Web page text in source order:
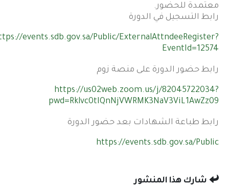
معتمدة للحضور.
رابط التسجيل في الدورة
events.sdb.gov.sa/Public/ExternalAttndeeRegister?
EventId=12574
رابط حضور الدورة على منصة زوم
https://us02web.zoom.us/j/82045722034?
pwd=Rklvc0tIQnNjVWRMK3NaV3ViL1AwZz09
رابط طباعة الشهادات بعد حضور الدورة
https://events.sdb.gov.sa/Public
شارك هذا المنشور